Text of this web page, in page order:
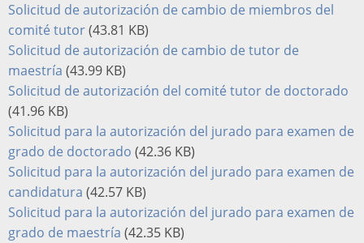
Solicitud de autorización de cambio de miembros del
comité tutor(43.81 KB)
Solicitud de autorización de cambio de tutor de
maestría (43.99 KB)
Solicitud de autorización del comité tutor de doctorado
(41.96 KB)
Solicitud para la autorización del jurado para examen de
grado de doctorado (42.36 KB)
Solicitud para la autorización del jurado para examen de
candidatura (42.57 KB)
Solicitud para la autorización del jurado para examen de
grado de maestría (42.35 KB)